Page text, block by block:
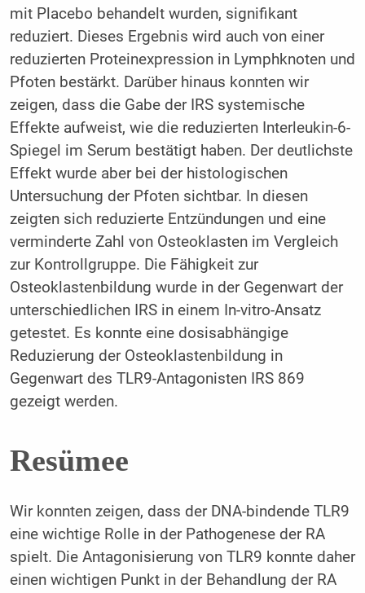
mit Placebo behandelt wurden, signifikant
reduziert. Dieses Ergebnis wird auch von einer
reduzierten Proteinexpression in Lymphknoten und
Pfoten bestärkt. Darüber hinaus konnten wir
zeigen, dass die Gabe der IRS systemische
Effekte aufweist, wie die reduzierten Interleukin-6-
Spiegel im Serum bestätigt haben. Der deutlichste
Effekt wurde aber bei der histologischen
Untersuchung der Pfoten sichtbar. In diesen
zeigten sich reduzierte Entzündungen und eine
verminderte Zahl von Osteoklasten im Vergleich
zur Kontrollgruppe. Die Fähigkeit zur
Osteoklastenbildung wurde in der Gegenwart der
unterschiedlichen IRS in einem In-vitro-Ansatz
getestet. Es konnte eine dosisabhängige
Reduzierung der Osteoklastenbildung in
Gegenwart des TLR9-Antagonisten IRS 869
gezeigt werden.
Resümee
Wir konnten zeigen, dass der DNA-bindende TLR9
eine wichtige Rolle in der Pathogenese der RA
spielt. Die Antagonisierung von TLR9 konnte daher
einen wichtigen Punkt in der Behandlung der RA